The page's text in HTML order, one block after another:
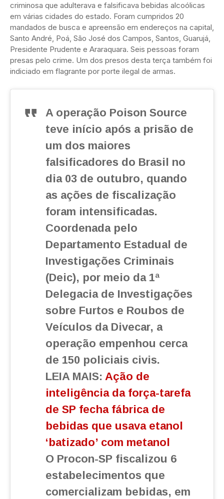
criminosa que adulterava e falsificava bebidas alcoólicas
em várias cidades do estado. Foram cumpridos 20
mandados de busca e apreensão em endereços na capital,
Santo André, Poá, São José dos Campos, Santos, Guarujá,
Presidente Prudente e Araraquara. Seis pessoas foram
presas pelo crime. Um dos presos desta terça também foi
indiciado em flagrante por porte ilegal de armas.
A operação Poison Source
teve início após a prisão de
um dos maiores
falsificadores do Brasil no
dia 03 de outubro, quando
as ações de fiscalização
foram intensificadas.
Coordenada pelo
Departamento Estadual de
Investigações Criminais
(Deic), por meio da 1ª
Delegacia de Investigações
sobre Furtos e Roubos de
Veículos da Divecar, a
operação empenhou cerca
de 150 policiais civis.
LEIA MAIS: Ação de
inteligência da força-tarefa
de SP fecha fábrica de
bebidas que usava etanol
‘batizado’ com metanol
O Procon-SP fiscalizou 6
estabelecimentos que
comercializam bebidas, em